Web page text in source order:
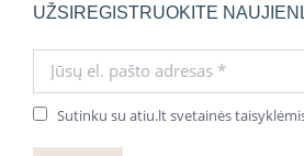
UŽSIREGISTRUOKITE
Jūsų el. pašto adresas *
Sutinku su atiu.lt svetainės